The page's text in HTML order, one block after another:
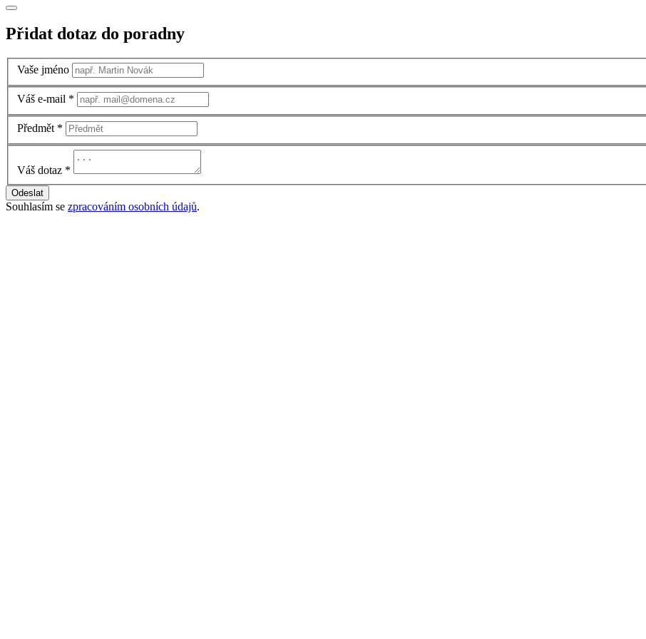
Přidat dotaz do poradny
Vaše jméno
Váš e-mail *
Předmět *
Váš dotaz *
Odeslat
Souhlasím se zpracováním osobních údajů.